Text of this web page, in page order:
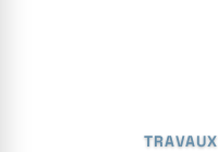
TRAVAUX